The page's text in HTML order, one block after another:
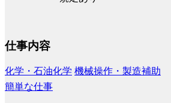
仕事内容
化学・石油化学 機械操作・製造補助
簡単な仕事